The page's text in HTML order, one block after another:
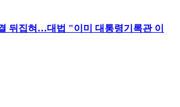
뒤집혀…대법 "이미 대통령기록관 이